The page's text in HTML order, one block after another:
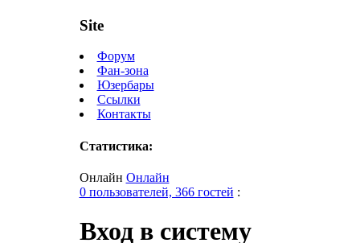
Site
Форум
Фан-зона
Юзербары
Ссылки
Контакты
Статистика:
Онлайн Онлайн
0 пользователей, 366 гостей :
Вход в систему